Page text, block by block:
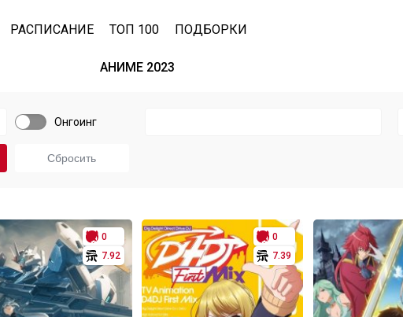
РАСПИСАНИЕ ТОП 100 ПОДБОРКИ
АНИМЕ 2023
Онгоинг
0
7.92
0
7.39